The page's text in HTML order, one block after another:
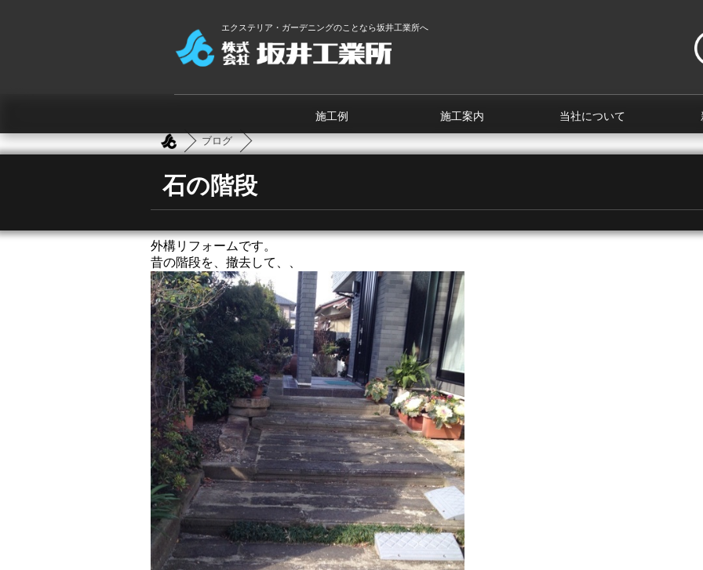
エクステリア・ガーデニングのことなら坂井工業所へ
施工例 施工案内 当社について
ブログ
石の階段
外構リフォームです。
昔の階段を、撤去して、、